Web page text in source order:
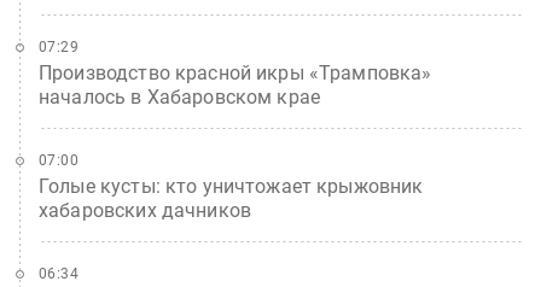
Производство красной икры «Трамповка»
началось в Хабаровском крае
07:29
Голые кусты: кто уничтожает крыжовник
хабаровских дачников
07:00
06:34